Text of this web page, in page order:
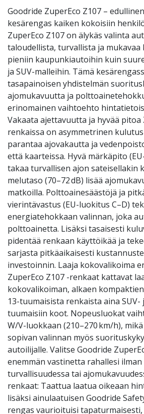
Goodride ZuperEco Z107 –
kesärengas kaiken kokoisiin
ZuperEco Z107 on älykäs valinta
taloudellista, turvallista ja mukavaa
pieniin kaupunkiautoihin kuin
ja SUV-malleihin. Tämä
tasapainoisen yhdistelmän
ajomukavuutta ja
erinomainen vaihtoehto
Vakaata ajettavuutta ja hyvää pitoa
renkaissa on asymmetrinen
parantaa ajovakautta ja
että kaarteissa. Hyvä märkäpito
takaa turvallisen ajon sateisellakin
melutaso (70–72 dB) lisää
matkoilla. Polttoainesäästöjä ja
vierintävastus (EU-luokitus C–D)
energiatehokkaan valinnan, joka
polttoainetta. Lisäksi tasaisesti
pidentää renkaan käyttöikää ja
sarjasta pitkäaikaisesti
investoinnin. Laaja kokovalikoima
ZuperEco Z107 -renkaat kattavat
kokovalikoiman, alkaen
13-tuumaisista renkaista aina SUV-
tuumaisiin koot. Nopeusluokat
W/V-luokkaan (210–270 km/h),
sopivan valinnan myös
autoilijalle. Valitse Goodride
enemmän vastinetta rahallesi
turvallisuudessa tai
renkaat: Taattua laatua oikeaan
lisäksi ainulaatuisen Goodride
rengas vaurioituisi